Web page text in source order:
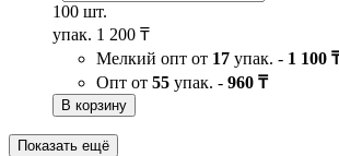
100 шт.
упак. 1 200 ₸
Мелкий опт от 17 упак. - 1 100
Опт от 55 упак. - 960 ₸
В корзину
Показать ещё